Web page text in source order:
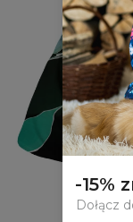
-15%
Dołącz